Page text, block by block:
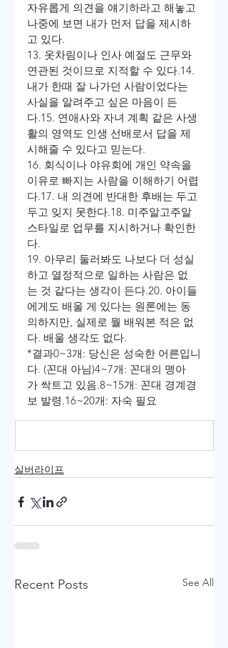
자유롭게 의견을 얘기하라고 해놓고
나중에 보면 내가 먼저 답을 제시하
고 있다.
13. 옷차림이나 인사 예절도 근무와
연관된 것이므로 지적할 수 있다.14.
내가 한때 잘 나가던 사람이었다는
사실을 알려주고 싶은 마음이 든
다.15. 연애사와 자녀 계획 같은 사생
활의 영역도 인생 선배로서 답을 제
시해줄 수 있다고 믿는다.
16. 회식이나 야유회에 개인 약속을
이유로 빠지는 사람을 이해하기 어렵
다.17. 내 의견에 반대한 후배는 두고
두고 잊지 못한다.18. 미주알고주알
스타일로 업무를 지시하거나 확인한
다.
19. 아무리 둘러봐도 나보다 더 성실
하고 열정적으로 일하는 사람은 없
는 것 같다는 생각이 든다.20. 아이들
에게도 배울 게 있다는 원론에는 동
의하지만, 실제로 뭘 배워본 적은 없
다. 배울 생각도 없다.
*결과0~3개: 당신은 성숙한 어른입니
다. (꼰대 아님)4~7개: 꼰대의 맹아
가 싹트고 있음.8~15개: 꼰대 경계경
보 발령.16~20개: 자숙 필요
실버라이프
Recent Posts See All